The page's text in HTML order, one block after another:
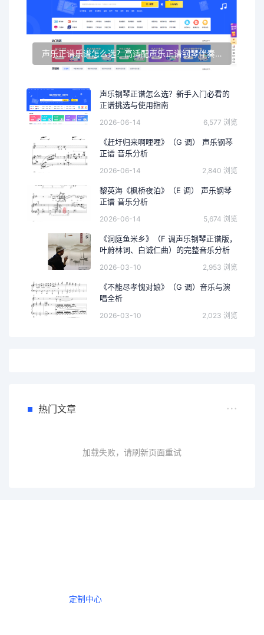
声乐正谱乐谱怎么选？高适配声乐正谱钢琴伴奏资源推荐
声乐钢琴正谱怎么选？新手入门必看的
正谱挑选与使用指南
2026-06-14 6,577 浏览
《赶圩归来啊哩哩》（G 调） 声乐钢琴
正谱 音乐分析
2026-06-14 2,840 浏览
黎英海《枫桥夜泊》（E 调） 声乐钢琴
正谱 音乐分析
2026-06-14 5,674 浏览
《洞庭鱼米乡》（F 调声乐钢琴正谱版，
叶蔚林词、白诚仁曲）的完整音乐分析
2026-03-10 2,953 浏览
《不能尽孝愧对娘》（G 调）音乐与演
唱全析
2026-03-10 2,023 浏览
热门文章
加载失败，请刷新页面重试
定制中心